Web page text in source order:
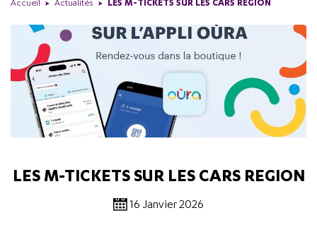
Accueil Actualités LES M-TICKETS SUR LES CARS REGION
LES M-TICKETS SUR LES CARS REGION
16 Janvier 2026